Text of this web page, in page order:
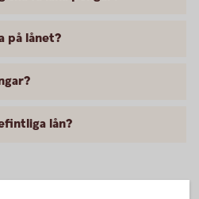
på lånet?
lån?